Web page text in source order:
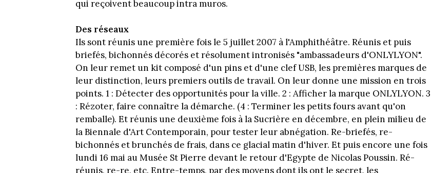
qui reçoivent beaucoup intra muros.
Des réseaux
Ils sont réunis une première fois le 5 juillet 2007 à l'Amphithéâtre. Réunis et puis
briefés, bichonnés décorés et résolument intronisés "ambassadeurs d'ONLYLYON".
On leur remet un kit composé d'un pins et d'une clef USB, les premières marques de
leur distinction, leurs premiers outils de travail. On leur donne une mission en trois
points. 1 : Détecter des opportunités pour la ville. 2 : Afficher la marque ONLYLYON. 3
: Rézoter, faire connaître la démarche. (4 : Terminer les petits fours avant qu'on
remballe). Et réunis une deuxième fois à la Sucrière en décembre, en plein milieu de
la Biennale d'Art Contemporain, pour tester leur abnégation. Re-briefés, re-
bichonnés et brunchés de frais, dans ce glacial matin d'hiver. Et puis encore une fois
lundi 16 mai au Musée St Pierre devant le retour d'Egypte de Nicolas Poussin. Ré-
réunis, re-re, etc. Entre-temps, par des moyens dont ils ont le secret, les